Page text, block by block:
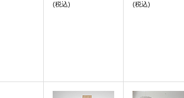
(税込)
(税込)